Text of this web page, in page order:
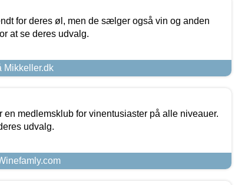
for deres øl, men de sælger også vin og anden
at se deres udvalg.
Mikkeller.dk
en medlemsklub for vinentusiaster på alle niveauer.
udvalg.